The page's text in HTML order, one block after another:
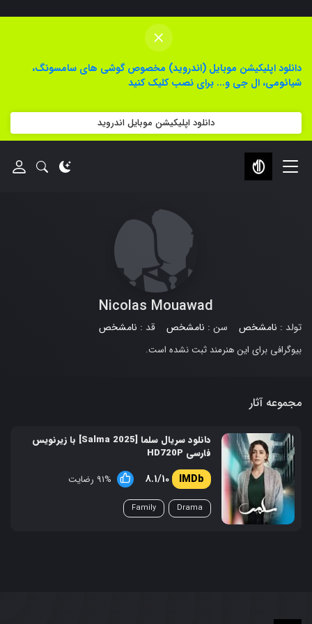
×
دانلود اپلیکیشن موبایل (اندروید) مخصوص گوشی های سامسونگ،
شیائومی، ال جی و... برای نصب کلیک کنید
دانلود اپلیکیشن موبایل اندروید
Nicolas Mouawad
تولد : نامشخص سن : نامشخص قد : نامشخص
بیوگرافی برای این هنرمند ثبت نشده است.
مجموعه آثار
دانلود سریال سلما [Salma 2025] با زیرنویس
فارسی HD720P
8.1/10 91% رضایت
Drama
Family